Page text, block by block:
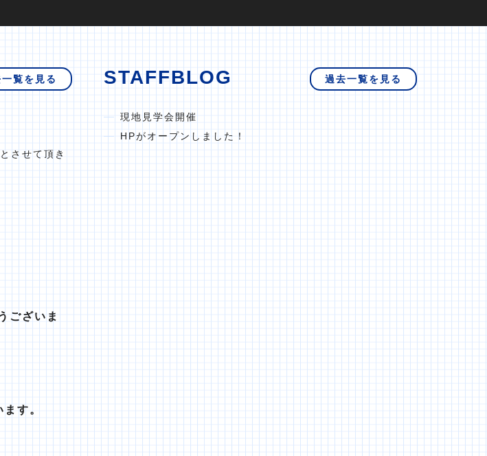
させて頂き
ございま
す。
覧を見る STAFFBLOG
現地見学会開催
HPがオープンしました！
過去一覧を見る